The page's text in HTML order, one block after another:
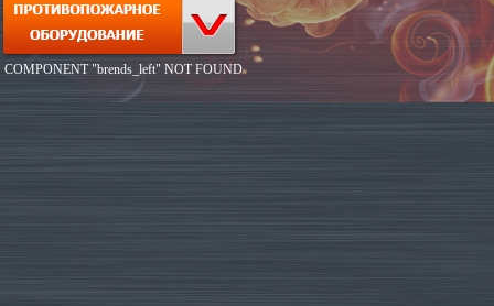
COMPONENT "brends_left" NOT FOUND